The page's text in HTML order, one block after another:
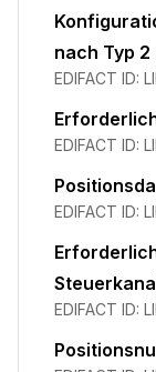
nach Typ 2
EDIFACT ID:
EDIFACT ID:
EDIFACT ID:
EDIFACT ID: